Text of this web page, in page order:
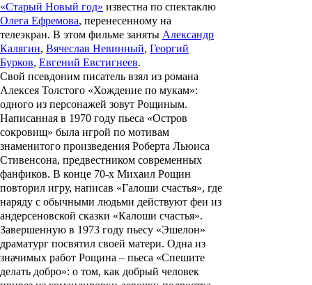
«Старый Новый год» известна по спектаклю
Олега Ефремова, перенесенному на
телеэкран. В этом фильме заняты Александр
Калягин, Вячеслав Невинный, Георгий
Бурков, Евгений Евстигнеев.
Свой псевдоним писатель взял из романа
Алексея Толстого «Хождение по мукам»:
одного из персонажей зовут Рощиным.
Написанная в 1970 году пьеса «Остров
сокровищ» была игрой по мотивам
знаменитого произведения Роберта Льюиса
Стивенсона, предвестником современных
фанфиков. В конце 70-х Михаил Рощин
повторил игру, написав «Галоши счастья», где
наряду с обычными людьми действуют феи из
андерсеновской сказки «Калоши счастья».
Завершенную в 1973 году пьесу «Эшелон»
драматург посвятил своей матери. Одна из
значимых работ Рощина – пьеса «Спешите
делать добро»: о том, как добрый человек